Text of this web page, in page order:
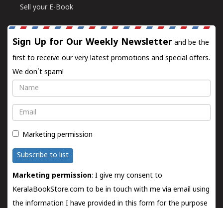
Sell your E-Book
Sign Up for Our Weekly Newsletter and be the
first to receive our very latest promotions and special offers.
We don't spam!
Name
Email
Marketing permission
Subscribe to list
Marketing permission: I give my consent to
KeralaBookStore.com to be in touch with me via email using
the information I have provided in this form for the purpose